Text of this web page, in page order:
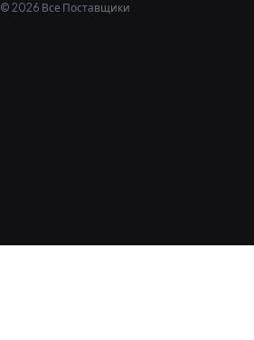
© 2026 Все Поставщики